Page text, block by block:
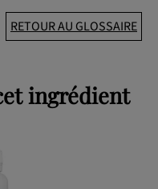
RETOUR AU GLOSSAIRE
ingrédient